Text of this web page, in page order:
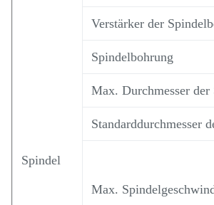
Spindel
Verstärker der
Spindelbohrung
Max. Durchmesser der
Standarddurchmesser
Max.